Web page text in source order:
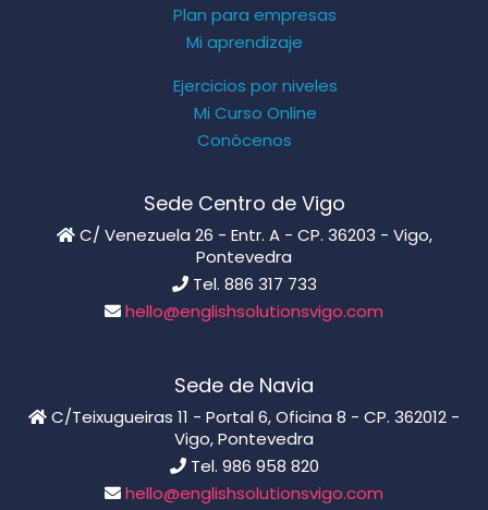
Plan para empresas
Mi aprendizaje
Ejercicios por niveles
Mi Curso Online
Conócenos
Sede Centro de Vigo
C/ Venezuela 26 - Entr. A - CP. 36203 - Vigo,
Pontevedra
Tel. 886 317 733
hello@englishsolutionsvigo.com
Sede de Navia
C/Teixugueiras 11 - Portal 6, Oficina 8 - CP. 362012 -
Vigo, Pontevedra
Tel. 986 958 820
hello@englishsolutionsvigo.com